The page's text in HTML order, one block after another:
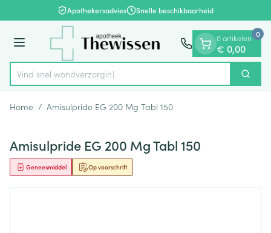
Ga naar de inhoudApothekersadvies Snelle beschikbaarheid
Menu
Product, merk, categorie...
Vind snel wond Zoek
0 artikelen
€ 0,00
0
Home / Amisulpride EG 200 Mg Tabl 150
Amisulpride EG 200 Mg Tabl 150
Op voorschrift
Geneesmiddel